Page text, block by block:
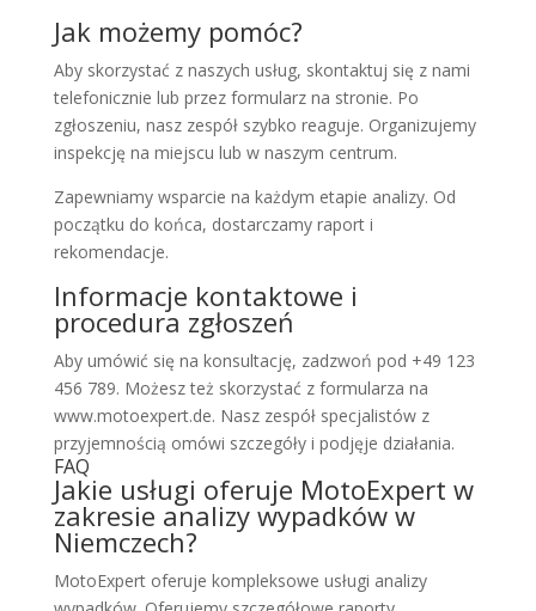
Jak możemy pomóc?
Aby skorzystać z naszych usług, skontaktuj się z nami
telefonicznie lub przez formularz na stronie. Po
zgłoszeniu, nasz zespół szybko reaguje. Organizujemy
inspekcję na miejscu lub w naszym centrum.
Zapewniamy wsparcie na każdym etapie analizy. Od
początku do końca, dostarczamy raport i
rekomendacje.
Informacje kontaktowe i
procedura zgłoszeń
Aby umówić się na konsultację, zadzwoń pod +49 123
456 789. Możesz też skorzystać z formularza na
www.motoexpert.de. Nasz zespół specjalistów z
przyjemnością omówi szczegóły i podjęje działania.
FAQ
Jakie usługi oferuje MotoExpert w
zakresie analizy wypadków w
Niemczech?
MotoExpert oferuje kompleksowe usługi analizy